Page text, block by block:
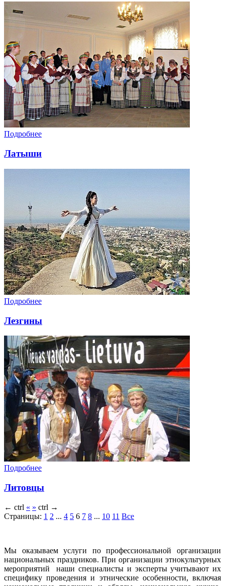
Подробнее
Латыши
Подробнее
Лезгины
Подробнее
Литовцы
← ctrl « » ctrl →
Страницы: 1 2 ... 4 5 6 7 8 ... 10 11 Все
Мы оказываем услуги по профессиональной организации
национальных праздников. При организации этнокультурных
мероприятий наши специалисты и эксперты учитывают их
специфику проведения и этнические особенности, включая